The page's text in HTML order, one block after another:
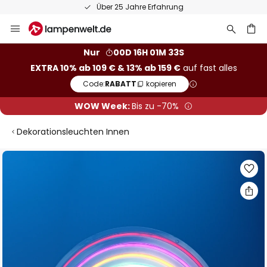
Über 25 Jahre Erfahrung
Inhalt
Nur
00D 16H 01M 33S
EXTRA 10% ab 109 € & 13% ab 159 €auf fast alles
Code:RABATT kopieren
WOW Week:Bis zu -70%
Dekorationsleuchten Innen
Zum